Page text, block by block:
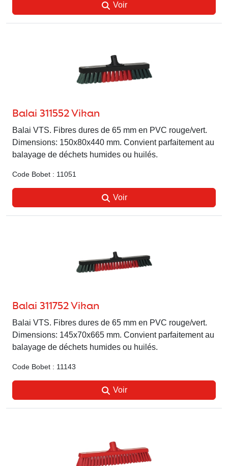
Voir
Balai 311552 Vikan
Balai VTS. Fibres dures de 65 mm en PVC rouge/vert.
Dimensions: 150x80x440 mm. Convient parfaitement au
balayage de déchets humides ou huilés.
Code Bobet : 11051
Voir
Balai 311752 Vikan
Balai VTS. Fibres dures de 65 mm en PVC rouge/vert.
Dimensions: 145x70x665 mm. Convient parfaitement au
balayage de déchets humides ou huilés.
Code Bobet : 11143
Voir